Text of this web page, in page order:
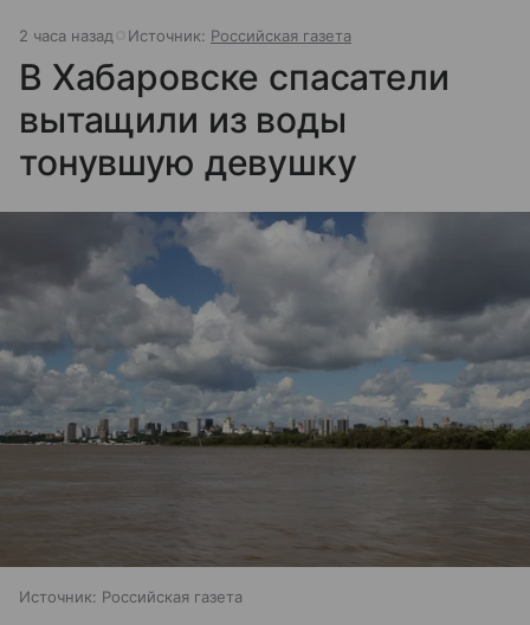
2 часа назад Источник: Российская газета
В Хабаровске спасатели
вытащили из воды
тонувшую девушку
Источник: Российская газета